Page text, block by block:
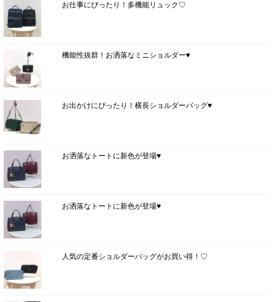
お仕事にぴったり！多機能リュック♡
機能性抜群！お洒落なミニショルダー♥
お出かけにぴったり！横長ショルダーバッグ♥
お洒落なトートに新色が登場♥
お洒落なトートに新色が登場♥
人気の定番ショルダーバッグがお買い得！♡